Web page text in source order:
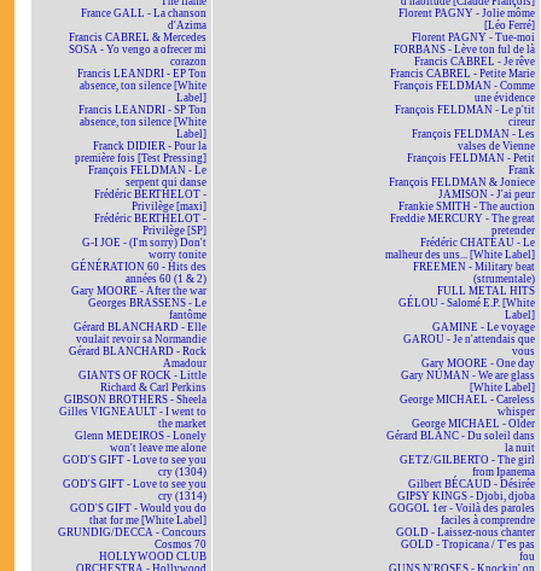
France GALL - La chanson
d'Azima
Francis CABREL & Mercedes
SOSA - Yo vengo a ofrecer mi
corazon
Francis LEANDRI - EP Ton
absence, ton silence [White
Label]
Francis LEANDRI - SP Ton
absence, ton silence [White
Label]
Franck DIDIER - Pour la
première fois [Test Pressing]
François FELDMAN - Le
serpent qui danse
Frédéric BERTHELOT -
Privilège [maxi]
Frédéric BERTHELOT -
Privilège [SP]
G-I JOE - (I'm sorry) Don't
worry tonite
GÉNÉRATION 60 - Hits des
années 60 (1 & 2)
Gary MOORE - After the war
Georges BRASSENS - Le
fantôme
Gérard BLANCHARD - Elle
voulait revoir sa Normandie
Gérard BLANCHARD - Rock
Amadour
GIANTS OF ROCK - Little
Richard & Carl Perkins
GIBSON BROTHERS - Sheela
Gilles VIGNEAULT - I went to
the market
Glenn MEDEIROS - Lonely
won't leave me alone
GOD'S GIFT - Love to see you
cry (1304)
GOD'S GIFT - Love to see you
cry (1314)
GOD'S GIFT - Would you do
that for me [White Label]
GRUNDIG/DECCA - Concours
Cosmos 70
HOLLYWOOD CLUB
ORCHESTRA - Hollywood
Florent PAGNY - Jolie môme
[Léo Ferré]
Florent PAGNY - Tue-moi
FORBANS - Lève ton ful de là
Francis CABREL - Je rêve
Francis CABREL - Petite Marie
François FELDMAN - Comme
une évidence
François FELDMAN - Le p'tit
cireur
François FELDMAN - Les
valses de Vienne
François FELDMAN - Petit
Frank
François FELDMAN & Joniece
JAMISON - J'ai peur
Frankie SMITH - The auction
Freddie MERCURY - The great
pretender
Frédéric CHATEAU - Le
malheur des uns... [White Label]
FREEMEN - Military beat
(strumentale)
FULL METAL HITS
GÉLOU - Salomé E.P. [White
Label]
GAMINE - Le voyage
GAROU - Je n'attendais que
vous
Gary MOORE - One day
Gary NUMAN - We are glass
[White Label]
George MICHAEL - Careless
whisper
George MICHAEL - Older
Gérard BLANC - Du soleil dans
la nuit
GETZ/GILBERTO - The girl
from Ipanema
Gilbert BÉCAUD - Désirée
GIPSY KINGS - Djobi, djoba
GOGOL 1er - Voilà des paroles
faciles à comprendre
GOLD - Laissez-nous chanter
GOLD - Tropicana / T'es pas
fou
GUNS N'ROSES - Knockin' on